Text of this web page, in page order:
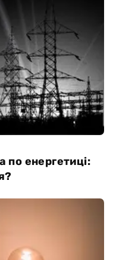
по енергетиці: